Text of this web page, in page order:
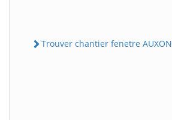
Trouver chantier fenetre AUXON